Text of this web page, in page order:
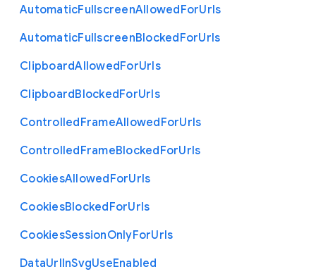
AutomaticFullscreenAllowedForUrls
AutomaticFullscreenBlockedForUrls
ClipboardAllowedForUrls
ClipboardBlockedForUrls
ControlledFrameAllowedForUrls
ControlledFrameBlockedForUrls
CookiesAllowedForUrls
CookiesBlockedForUrls
CookiesSessionOnlyForUrls
DataUrlInSvgUseEnabled